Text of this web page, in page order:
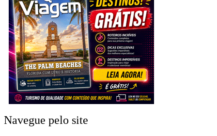
Navegue pelo site